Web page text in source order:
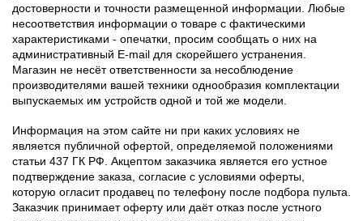
достоверности и точности размещенной информации. Любые
несоответствия информации о товаре с фактическими
характеристиками - опечатки, просим сообщать о них на
административный E-mail для скорейшего устранения.
Магазин не несёт ответственности за несоблюдение
производителями вашей техники однообразия комплектации
выпускаемых им устройств одной и той же модели.
Информация на этом сайте ни при каких условиях не
является публичной офертой, определяемой положениями
статьи 437 ГК РФ. Акцептом заказчика является его устное
подтверждение заказа, согласие с условиями оферты,
которую огласит продавец по телефону после подбора пульта.
Заказчик принимает оферту или даёт отказ после устного